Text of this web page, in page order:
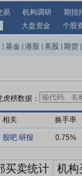
易 机构调研
期指
大盘资金 个股
基金 港股 美股 期货
虎榜数据：
相关 换手率
股吧 研报 0.75%
买卖统计 机构